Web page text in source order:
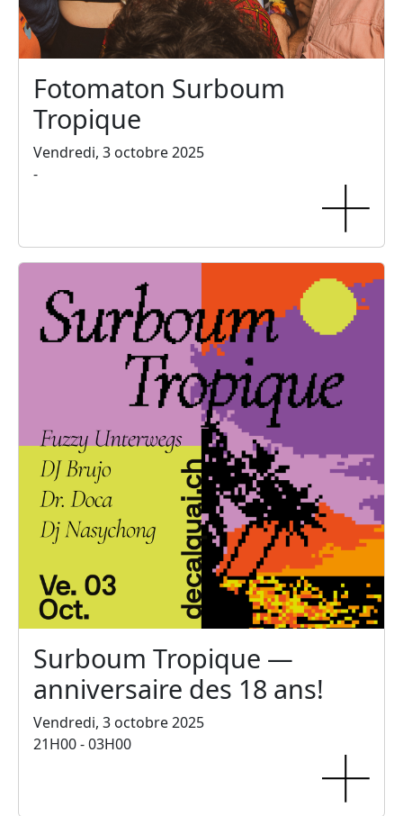
Fotomaton Surboum
Tropique
Vendredi, 3 octobre 2025
-
Surboum Tropique —
anniversaire des 18 ans!
Vendredi, 3 octobre 2025
21H00 - 03H00